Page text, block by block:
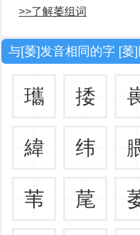
>>了解萎组词
与[萎]发音相同的字 [萎
瓗 捼
緯 纬
苇 荱